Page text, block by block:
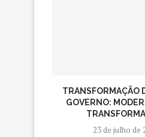
TRANSFORMAÇÃO
GOVERNO:
23 de julho de